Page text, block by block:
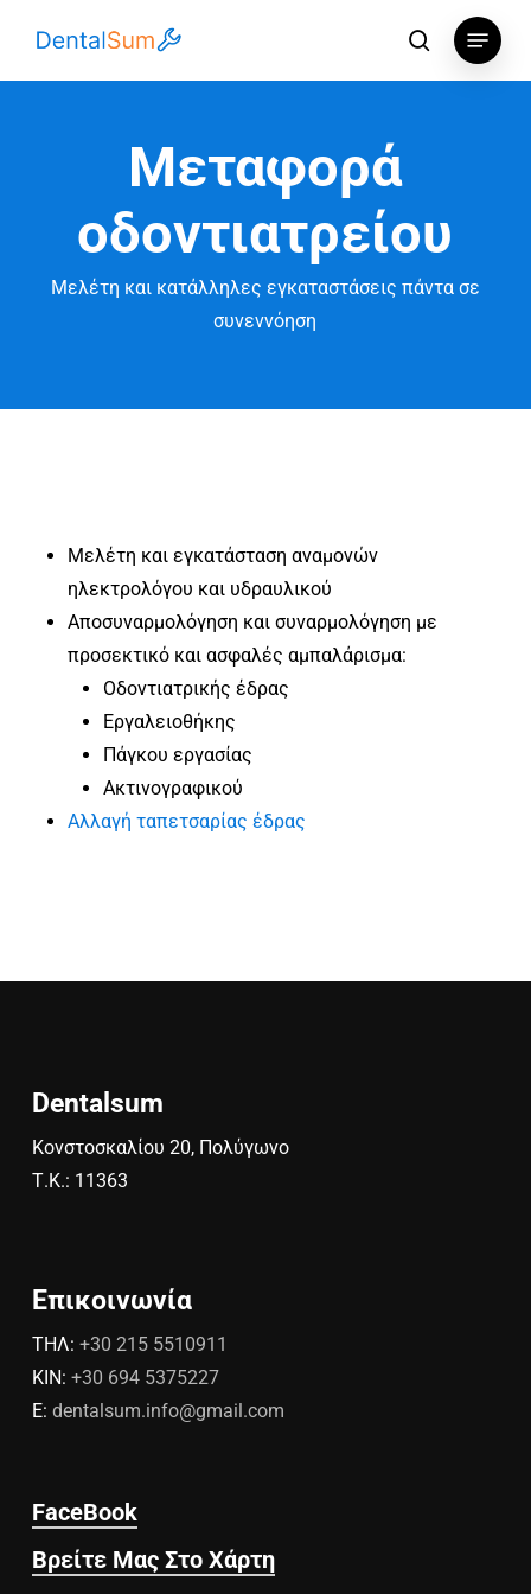
main
αναζήτηση
Menu
Μεταφορά
οδοντιατρείου
Μελέτη και κατάλληλες εγκαταστάσεις πάντα σε
συνεννόηση
Μελέτη και εγκατάσταση αναμονών
ηλεκτρολόγου και υδραυλικού
Αποσυναρμολόγηση και συναρμολόγηση με
προσεκτικό και ασφαλές αμπαλάρισμα:
Οδοντιατρικής έδρας
Εργαλειοθήκης
Πάγκου εργασίας
Ακτινογραφικού
Αλλαγή ταπετσαρίας έδρας
Dentalsum
Κονστοσκαλίου 20, Πολύγωνο
Τ.Κ.: 11363
Επικοινωνία
ΤΗΛ: +30 215 5510911
ΚΙΝ: +30 694 5375227
E: dentalsum.info@gmail.com
FaceBook
Βρείτε Μας Στο Χάρτη